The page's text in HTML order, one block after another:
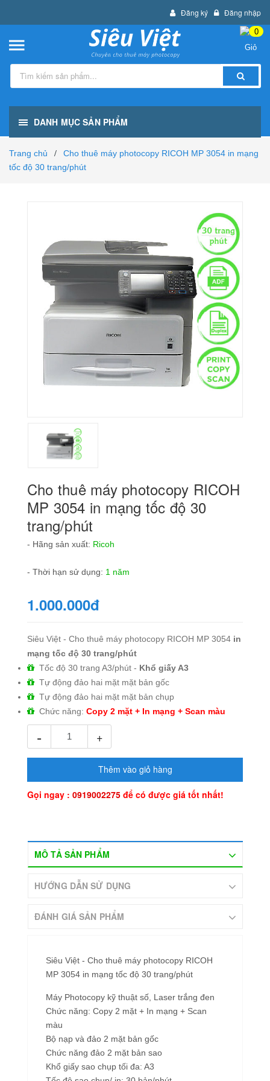
Đăng ký Đăng nhập
0
DANH MỤC SẢN PHẨM
Trang chủ /
Cho thuê máy photocopy RICOH MP 3054 in mạng
tốc độ 30 trang/phút
Cho thuê máy photocopy RICOH
MP 3054 in mạng tốc độ 30
trang/phút
- Hãng sản xuất: Ricoh
- Thời hạn sử dụng: 1 năm
1.000.000đ
Siêu Việt - Cho thuê máy photocopy RICOH MP 3054 in
mạng tốc độ 30 trang/phút
Tốc độ 30 trang A3/phút - Khổ giấy A3
Tự động đảo hai mặt mặt bản gốc
Tự động đảo hai mặt mặt bản chụp
Chức năng: Copy 2 mặt + In mạng + Scan màu
- +
Thêm vào giỏ hàng
Gọi ngay : 0919002275 để có được giá tốt nhất!
MÔ TẢ SẢN PHẨM
HƯỚNG DẪN SỬ DỤNG
ĐÁNH GIÁ SẢN PHẨM
Siêu Việt - Cho thuê máy photocopy RICOH
MP 3054 in mạng tốc độ 30 trang/phút
Máy Photocopy kỹ thuật số, Laser trắng đen
Chức năng: Copy 2 mặt + In mạng + Scan
màu
Bộ nạp và đảo 2 mặt bản gốc
Chức năng đảo 2 mặt bản sao
Khổ giấy sao chụp tối đa: A3